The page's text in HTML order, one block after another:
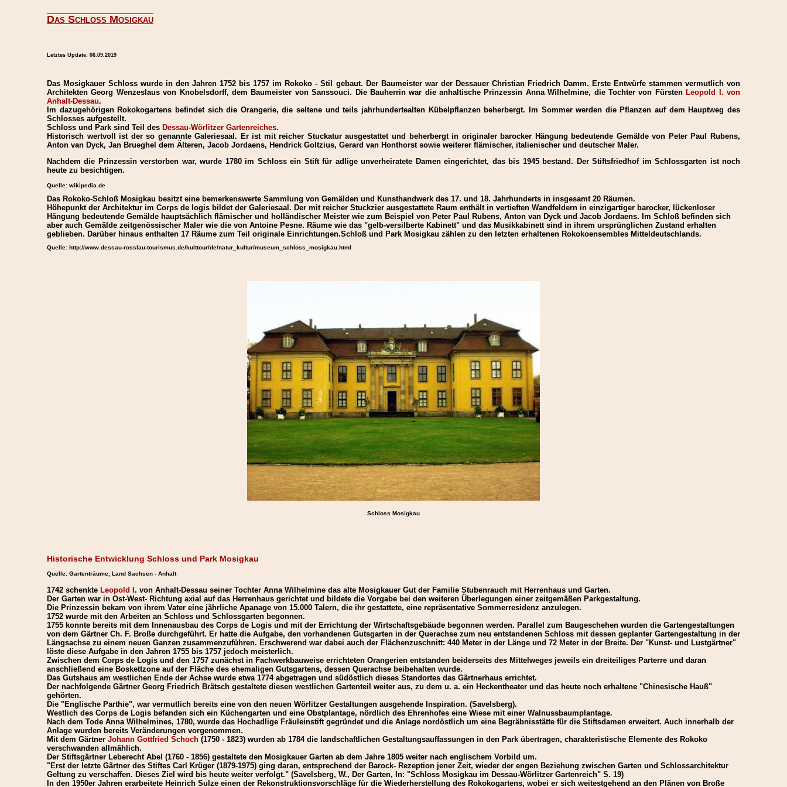
Das Schloss Mosigkau
Letztes Update: 06.09.2019
Das Mosigkauer Schloss wurde in den Jahren 1752 bis 1757 im Rokoko - Stil gebaut. Der Baumeister war der Dessauer Christian Friedrich Damm. Erste Entwürfe stammen vermutlich von
Architekten Georg Wenzeslaus von Knobelsdorff, dem Baumeister von Sanssouci. Die Bauherrin war die anhaltische Prinzessin Anna Wilhelmine, die Tochter von Fürsten Leopold I. von
Anhalt-Dessau.
Im dazugehörigen Rokokogartens befindet sich die Orangerie, die seltene und teils jahrhundertealten Kübelpflanzen beherbergt. Im Sommer werden die Pflanzen auf dem Hauptweg des
Schlosses aufgestellt.
Schloss und Park sind Teil des Dessau-Wörlitzer Gartenreiches.
Historisch wertvoll ist der so genannte Galeriesaal. Er ist mit reicher Stuckatur ausgestattet und beherbergt in originaler barocker Hängung bedeutende Gemälde von Peter Paul Rubens,
Anton van Dyck, Jan Brueghel dem Älteren, Jacob Jordaens, Hendrick Goltzius, Gerard van Honthorst sowie weiterer flämischer, italienischer und deutscher Maler.
Nachdem die Prinzessin verstorben war, wurde 1780 im Schloss ein Stift für adlige unverheiratete Damen eingerichtet, das bis 1945 bestand. Der Stiftsfriedhof im Schlossgarten ist noch
heute zu besichtigen.
Quelle: wikipedia.de
Das Rokoko-Schloß Mosigkau besitzt eine bemerkenswerte Sammlung von Gemälden und Kunsthandwerk des 17. und 18. Jahrhunderts in insgesamt 20 Räumen.
Höhepunkt der Architektur im Corps de logis bildet der Galeriesaal. Der mit reicher Stuckzier ausgestattete Raum enthält in vertieften Wandfeldern in einzigartiger barocker, lückenloser
Hängung bedeutende Gemälde hauptsächlich flämischer und holländischer Meister wie zum Beispiel von Peter Paul Rubens, Anton van Dyck und Jacob Jordaens. Im Schloß befinden sich
aber auch Gemälde zeitgenössischer Maler wie die von Antoine Pesne. Räume wie das "gelb-versilberte Kabinett" und das Musikkabinett sind in ihrem ursprünglichen Zustand erhalten
geblieben. Darüber hinaus enthalten 17 Räume zum Teil originale Einrichtungen.Schloß und Park Mosigkau zählen zu den letzten erhaltenen Rokokoensembles Mitteldeutschlands.
Quelle: http://www.dessau-rosslau-tourismus.de/kulttour/de/natur_kultur/museum_schloss_mosigkau.html
Schloss Mosigkau
Historische Entwicklung Schloss und Park Mosigkau
Quelle: Gartenträume, Land Sachsen - Anhalt
1742 schenkte Leopold I . von Anhalt-Dessau seiner Tochter Anna Wilhelmine das alte Mosigkauer Gut der Familie Stubenrauch mit Herrenhaus und Garten.
Der Garten war in Ost-West- Richtung axial auf das Herrenhaus gerichtet und bildete die Vorgabe bei den weiteren Überlegungen einer zeitgemäßen Parkgestaltung.
Die Prinzessin bekam von ihrem Vater eine jährliche Apanage von 15.000 Talern, die ihr gestattete, eine repräsentative Sommerresidenz anzulegen.
1752 wurde mit den Arbeiten an Schloss und Schlossgarten begonnen.
1755 konnte bereits mit dem Innenausbau des Corps de Logis und mit der Errichtung der Wirtschaftsgebäude begonnen werden. Parallel zum Baugeschehen wurden die Gartengestaltungen
von dem Gärtner Ch. F. Broße durchgeführt. Er hatte die Aufgabe, den vorhandenen Gutsgarten in der Querachse zum neu entstandenen Schloss mit dessen geplanter Gartengestaltung in der
Längsachse zu einem neuen Ganzen zusammenzuführen. Erschwerend war dabei auch der Flächenzuschnitt: 440 Meter in der Länge und 72 Meter in der Breite. Der "Kunst- und Lustgärtner"
löste diese Aufgabe in den Jahren 1755 bis 1757 jedoch meisterlich.
Zwischen dem Corps de Logis und den 1757 zunächst in Fachwerkbauweise errichteten Orangerien entstanden beiderseits des Mittelweges jeweils ein dreiteiliges Parterre und daran
anschließend eine Boskettzone auf der Fläche des ehemaligen Gutsgartens, dessen Querachse beibehalten wurde.
Das Gutshaus am westlichen Ende der Achse wurde etwa 1774 abgetragen und südöstlich dieses Standortes das Gärtnerhaus errichtet.
Der nachfolgende Gärtner Georg Friedrich Brätsch gestaltete diesen westlichen Gartenteil weiter aus, zu dem u. a. ein Heckentheater und das heute noch erhaltene "Chinesische Hauß"
gehörten.
Die "Englische Parthie", war vermutlich bereits eine von den neuen Wörlitzer Gestaltungen ausgehende Inspiration. (Savelsberg).
Westlich des Corps de Logis befanden sich ein Küchengarten und eine Obstplantage, nördlich des Ehrenhofes eine Wiese mit einer Walnussbaumplantage.
Nach dem Tode Anna Wilhelmines, 1780, wurde das Hochadlige Fräuleinstift gegründet und die Anlage nordöstlich um eine Begräbnisstätte für die Stiftsdamen erweitert. Auch innerhalb der
Anlage wurden bereits Veränderungen vorgenommen.
Mit dem Gärtner Johann Gottfried Schoch (1750 - 1823) wurden ab 1784 die landschaftlichen Gestaltungsauffassungen in den Park übertragen, charakteristische Elemente des Rokoko
verschwanden allmählich.
Der Stiftsgärtner Leberecht Abel (1760 - 1856) gestaltete den Mosigkauer Garten ab dem Jahre 1805 weiter nach englischem Vorbild um.
"Erst der letzte Gärtner des Stiftes Carl Krüger (1879-1975) ging daran, entsprechend der Barock- Rezeption jener Zeit, wieder der engen Beziehung zwischen Garten und Schlossarchitektur
Geltung zu verschaffen. Dieses Ziel wird bis heute weiter verfolgt." (Savelsberg, W., Der Garten, In: "Schloss Mosigkau im Dessau-Wörlitzer Gartenreich" S. 19)
In den 1950er Jahren erarbeitete Heinrich Sulze einen der Rekonstruktionsvorschläge für die Wiederherstellung des Rokokogartens, wobei er sich weitestgehend an den Plänen von Broße